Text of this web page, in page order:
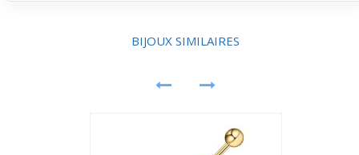
acier chirurgical ou en matériaux hypoallergéniques pour
BIJOUX SIMILAIRES